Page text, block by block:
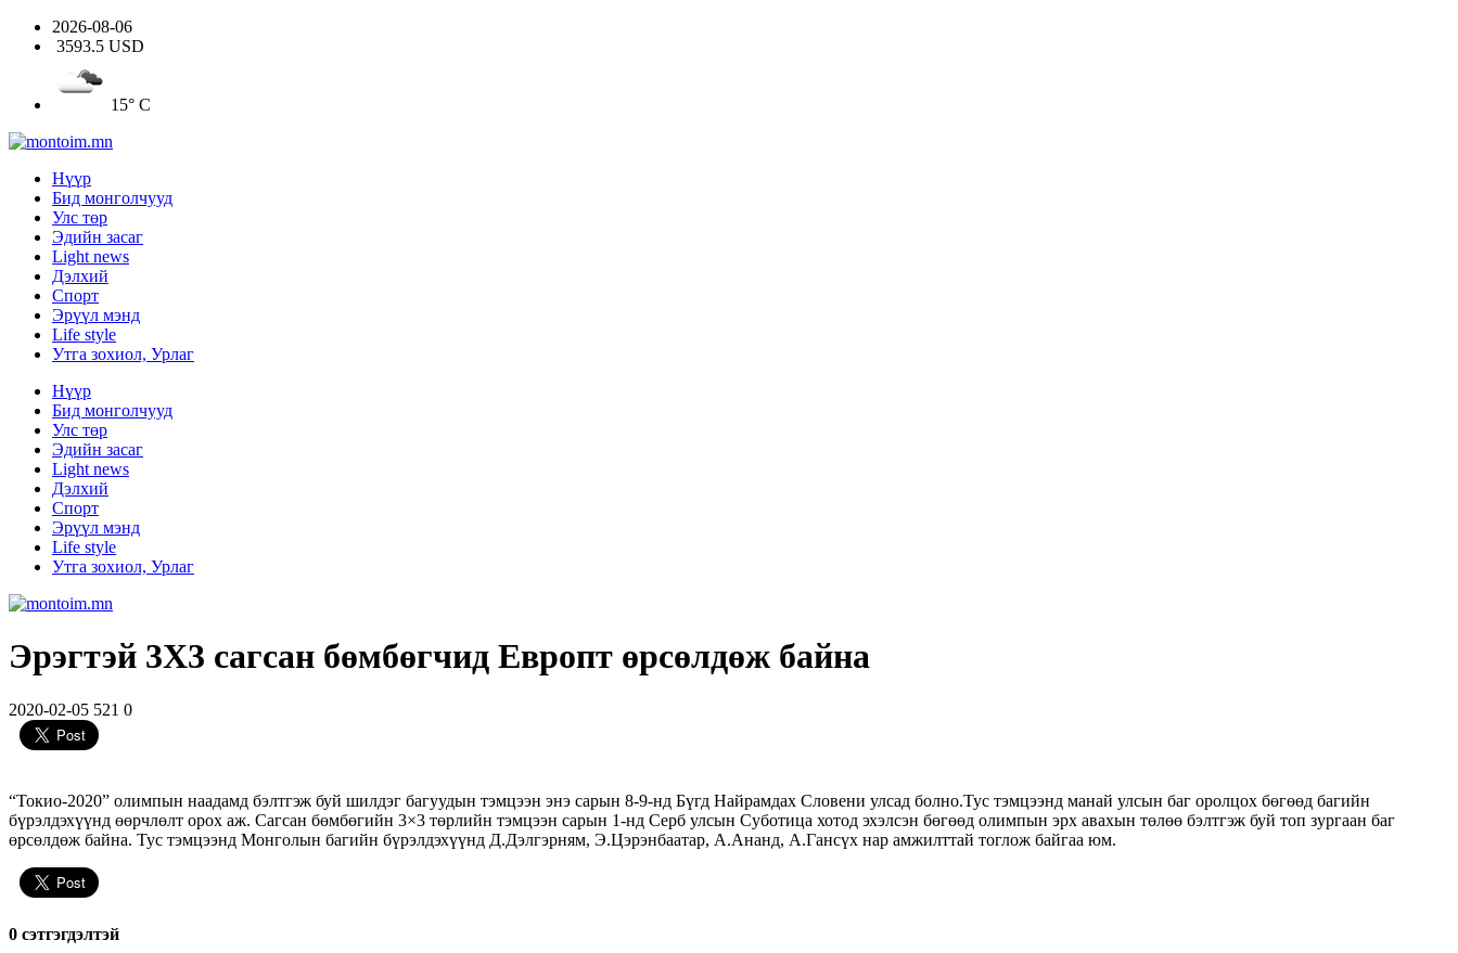
2026-08-06
3593.5 USD
15° C
Нүүр
Бид монголчууд
Улс төр
Эдийн засаг
Light news
Дэлхий
Спорт
Эрүүл мэнд
Life style
Утга зохиол, Урлаг
Нүүр
Бид монголчууд
Улс төр
Эдийн засаг
Light news
Дэлхий
Спорт
Эрүүл мэнд
Life style
Утга зохиол, Урлаг
Эрэгтэй 3Х3 сагсан бөмбөгчид Европт өрсөлдөж байна
2020-02-05 521 0
“Токио-2020” олимпын наадамд бэлтгэж буй шилдэг багуудын тэмцээн энэ сарын 8-9-нд Бүгд Найрамдах Словени улсад болно.Тус тэмцээнд манай улсын баг оролцох бөгөөд багийн
бүрэлдэхүүнд өөрчлөлт орох аж. Сагсан бөмбөгийн 3×3 төрлийн тэмцээн сарын 1-нд Серб улсын Суботица хотод эхэлсэн бөгөөд олимпын эрх авахын төлөө бэлтгэж буй топ зургаан баг
өрсөлдөж байна. Тус тэмцээнд Монголын багийн бүрэлдэхүүнд Д.Дэлгэрням, Э.Цэрэнбаатар, А.Ананд, А.Гансүх нар амжилттай тоглож байгаа юм.
0 cэтгэгдэлтэй